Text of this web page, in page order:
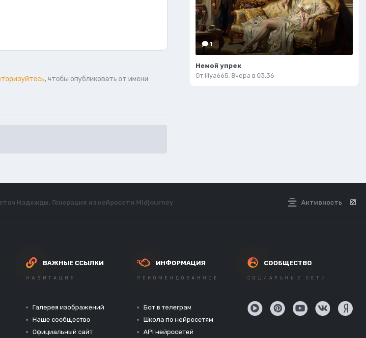
, чтобы опубликовать от имени
1
Немой упрек
От iliya665, Вчера в 03:36
Активность
Надежды. Генерация из нейросети Midjourney
ВАЖНЫЕ ССЫЛКИ
НАВИГАЦИЯ
Галерея изображений
Наше сообщество
Официальный сайт
ИНФОРМАЦИЯ
РЕКОМЕНДОВАННОЕ
Бот в телеграм
Школа по нейросетям
API нейросетей
СООБЩЕСТВО
СОЦИАЛЬНЫЕ СЕТИ